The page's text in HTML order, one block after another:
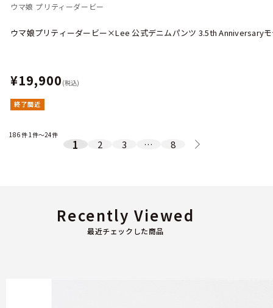
ウマ娘 プリティーダービー
ウマ娘プリティーダービー×Lee 公式デニムパンツ 3.5th Anniversary
¥19,900 (税込)
終了間近
186件1件～24件
1 2 3 … 8
最近チェックした商品
Recently Viewed